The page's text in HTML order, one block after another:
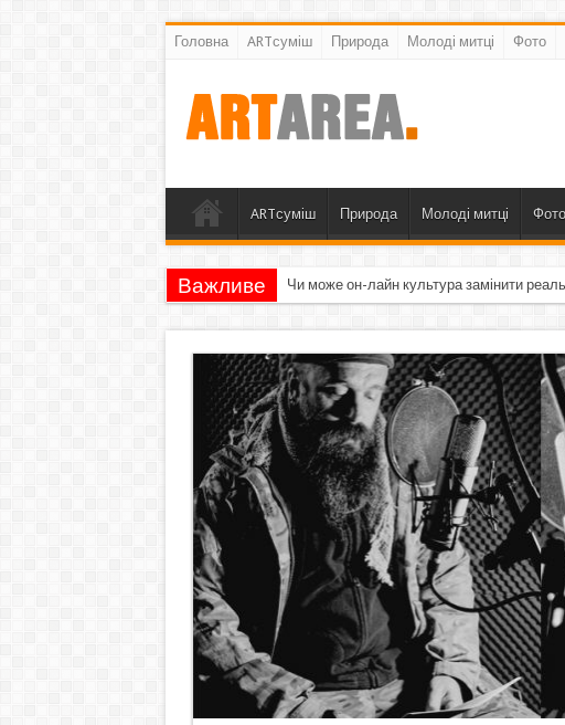
Головна ARTсуміш Природа Молоді митці Фото
ARTсуміш Природа Молоді митці Фото
Важливе Чи може он-лайн культура замінити